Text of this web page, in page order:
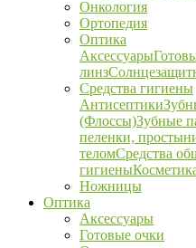
Онкология
Ортопедия
Оптика
Аксессуары
линз
Средства гигиены
Антисептики
(Флоссы)Зубные
пеленки,
теломСредства
гигиены
Ножницы
Оптика
Аксессуары
Готовые очки